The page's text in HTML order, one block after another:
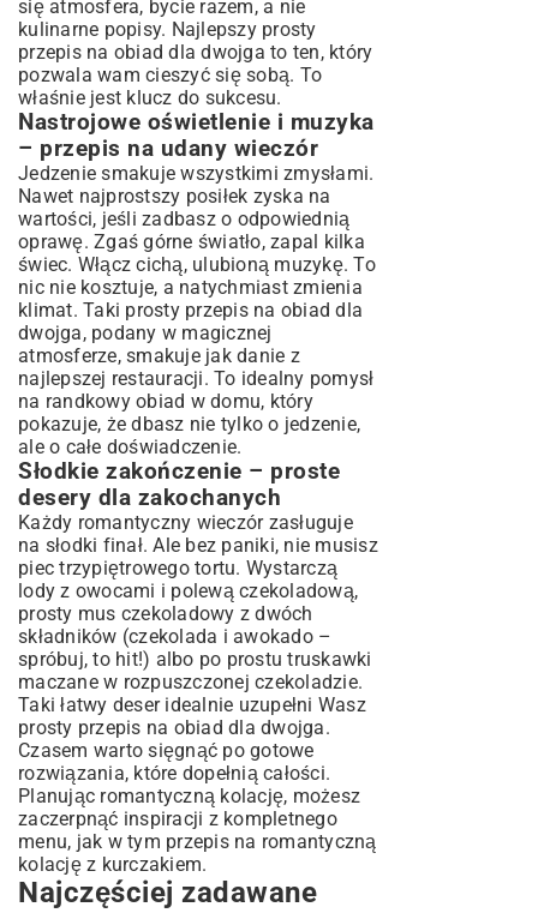
się atmosfera, bycie razem, a nie
kulinarne popisy. Najlepszy prosty
przepis na obiad dla dwojga to ten, który
pozwala wam cieszyć się sobą. To
właśnie jest klucz do sukcesu.
Nastrojowe oświetlenie i muzyka
– przepis na udany wieczór
Jedzenie smakuje wszystkimi zmysłami.
Nawet najprostszy posiłek zyska na
wartości, jeśli zadbasz o odpowiednią
oprawę. Zgaś górne światło, zapal kilka
świec. Włącz cichą, ulubioną muzykę. To
nic nie kosztuje, a natychmiast zmienia
klimat. Taki prosty przepis na obiad dla
dwojga, podany w magicznej
atmosferze, smakuje jak danie z
najlepszej restauracji. To idealny pomysł
na randkowy obiad w domu, który
pokazuje, że dbasz nie tylko o jedzenie,
ale o całe doświadczenie.
Słodkie zakończenie – proste
desery dla zakochanych
Każdy romantyczny wieczór zasługuje
na słodki finał. Ale bez paniki, nie musisz
piec trzypiętrowego tortu. Wystarczą
lody z owocami i polewą czekoladową,
prosty mus czekoladowy z dwóch
składników (czekolada i awokado –
spróbuj, to hit!) albo po prostu truskawki
maczane w rozpuszczonej czekoladzie.
Taki łatwy deser idealnie uzupełni Wasz
prosty przepis na obiad dla dwojga.
Czasem warto sięgnąć po gotowe
rozwiązania, które dopełnią całości.
Planując romantyczną kolację, możesz
zaczerpnąć inspiracji z kompletnego
menu, jak w tym przepis na romantyczną
kolację z kurczakiem.
Najczęściej zadawane